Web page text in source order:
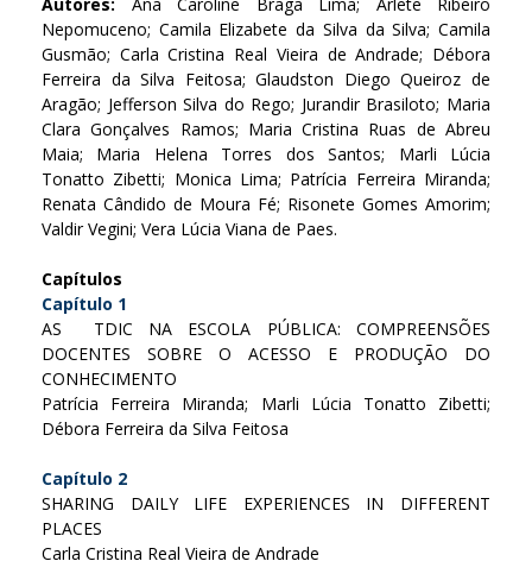
Nepomuceno; Camila Elizabete da Silva da Silva; Camila
Gusmão; Carla Cristina Real Vieira de Andrade; Débora
Ferreira da Silva Feitosa; Glaudston Diego Queiroz de
Aragão; Jefferson Silva do Rego; Jurandir Brasiloto; Maria
Clara Gonçalves Ramos; Maria Cristina Ruas de Abreu
Maia; Maria Helena Torres dos Santos; Marli Lúcia
Tonatto Zibetti; Monica Lima; Patrícia Ferreira Miranda;
Renata Cândido de Moura Fé; Risonete Gomes Amorim;
Valdir Vegini; Vera Lúcia Viana de Paes.
Capítulos
Capítulo 1
AS TDIC NA ESCOLA PÚBLICA: COMPREENSÕES
DOCENTES SOBRE O ACESSO E PRODUÇÃO DO
CONHECIMENTO
Patrícia Ferreira Miranda; Marli Lúcia Tonatto Zibetti;
Débora Ferreira da Silva Feitosa
Capítulo 2
SHARING DAILY LIFE EXPERIENCES IN DIFFERENT
PLACES
Carla Cristina Real Vieira de Andrade